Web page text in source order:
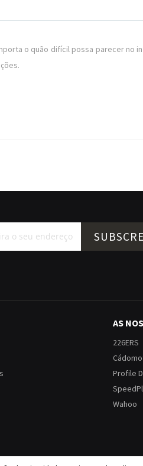
o quão difícil possa parecer no
AS
226ERS
Profile
Wahoo